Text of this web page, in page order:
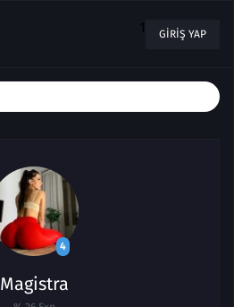
1 GIRIŞ YAP
4
Magistra